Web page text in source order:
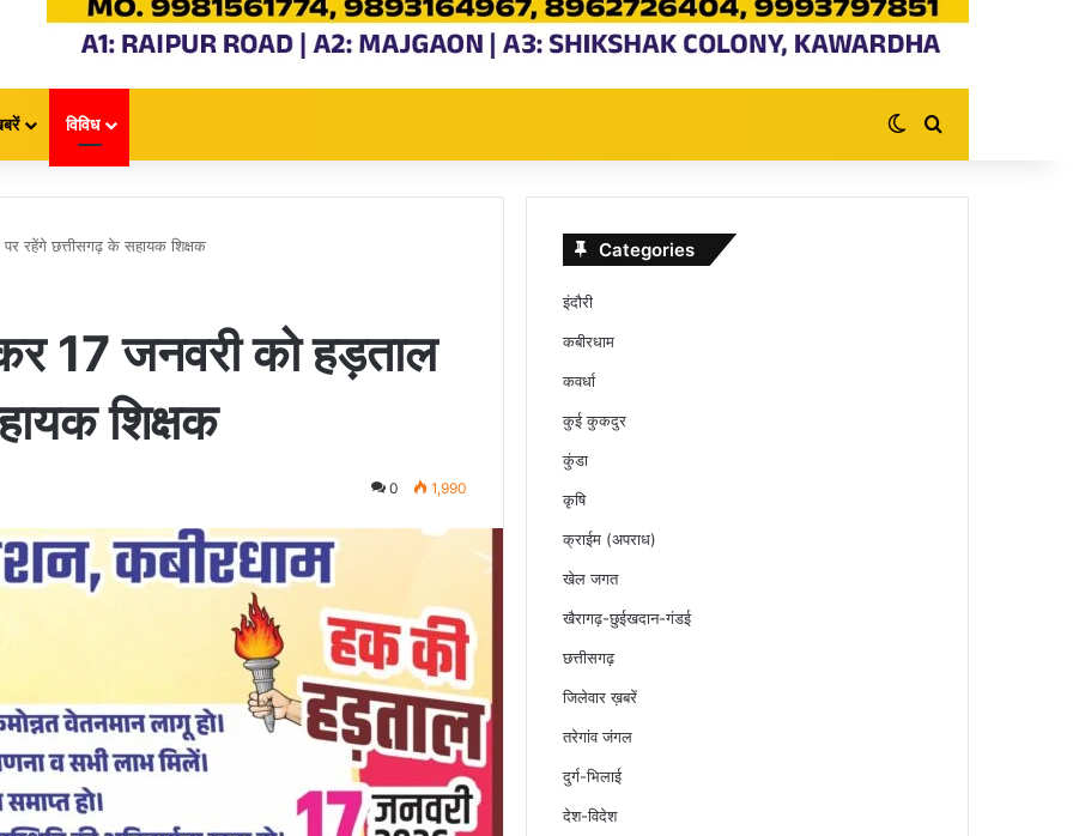
विविध Switch skin
Search for
रहेंगे छत्तीसगढ़ के सहायक शिक्षक
17 जनवरी को हड़ताल
शिक्षक
0 1,990
Categories
इंदौरी
कबीरधाम
कवर्धा
कुई कुकदुर
कुंडा
कृषि
क्राईम (अपराध)
खेल जगत
खैरागढ़-छुईखदान-गंडई
छत्तीसगढ़
जिलेवार ख़बरें
तरेगांव जंगल
दुर्ग-भिलाई
देश-विदेश